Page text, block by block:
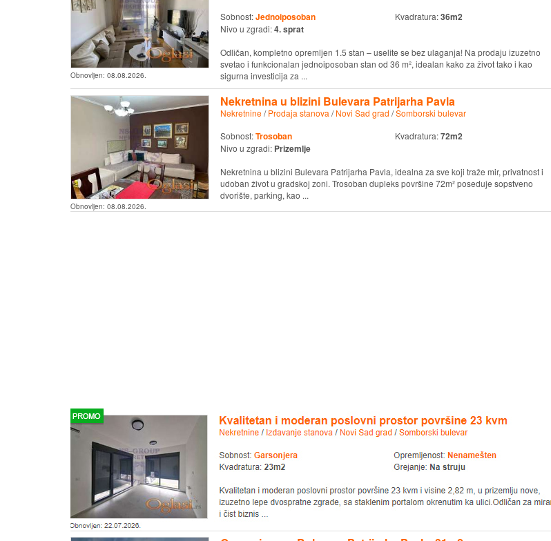
Obnovljen: 08.08.2026.
Sobnost:Jednoiposoban Kvadratura:36m2
Nivo u zgradi:4. sprat
Odličan, kompletno opremljen 1.5 stan – uselite se bez ulaganja! Na prodaju izuzetno
svetao i funkcionalan jednoiposoban stan od 36 m², idealan kako za život tako i kao
sigurna investicija za ...
Obnovljen: 08.08.2026.
Nekretnina u blizini Bulevara Patrijarha Pavla
Nekretnine/Prodaja stanova /Novi Sad grad /Somborski bulevar
Sobnost:Trosoban Kvadratura:72m2
Nivo u zgradi: Prizemlje
Nekretnina u blizini Bulevara Patrijarha Pavla, idealna za sve koji traže mir, privatnost i
udoban život u gradskoj zoni. Trosoban dupleks površine 72m² poseduje sopstveno
dvorište, parking, kao ...